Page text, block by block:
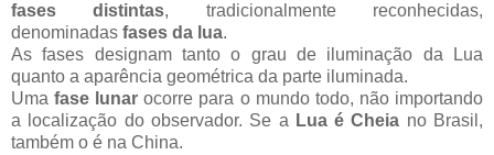
fases distintas, tradicionalmente reconhecidas,
denominadas fases da lua.
As fases designam tanto o grau de iluminação da Lua
quanto a aparência geométrica da parte iluminada.
Umafase lunar ocorre para o mundo todo, não importando
a localização do observador. Se a Lua é Cheia no Brasil,
também o é na China.